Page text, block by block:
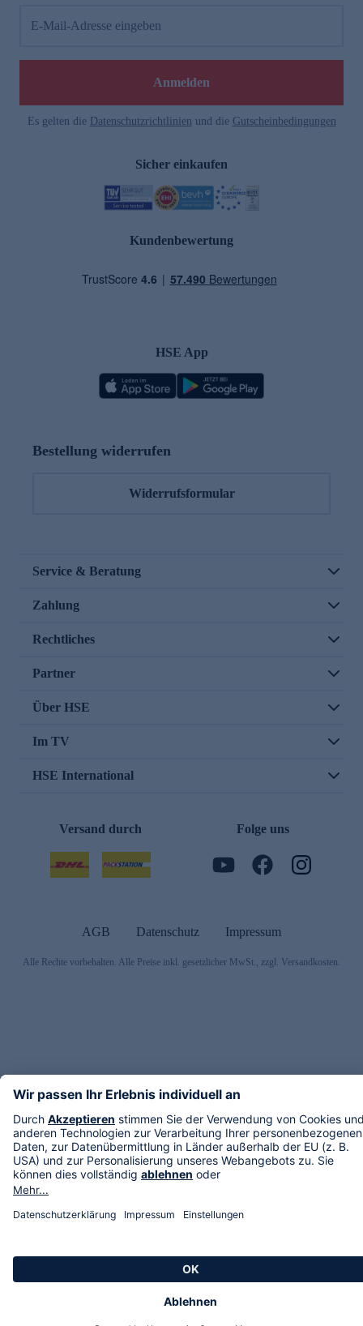
E-Mail-Adresse eingeben
Anmelden
Es gelten die Datenschutzrichtlinien und die Gutscheinbedingungen
Sicher einkaufen
Kundenbewertung
HSE App
Bestellung widerrufen
Widerrufsformular
Service & Beratung
Zahlung
Rechtliches
Partner
Über HSE
Im TV
HSE International
Versand durch Folge uns
AGB Datenschutz Impressum
Alle Rechte vorbehalten. Alle Preise inkl. gesetzlicher MwSt., zzgl. Versandkosten.